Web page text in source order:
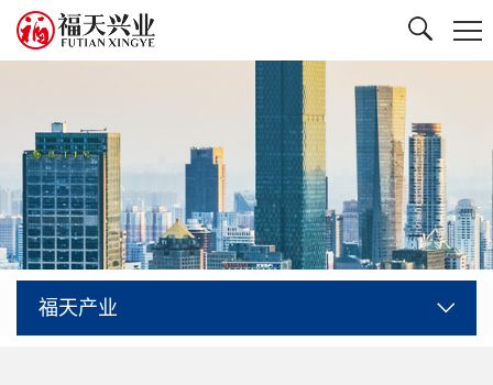
福天产业